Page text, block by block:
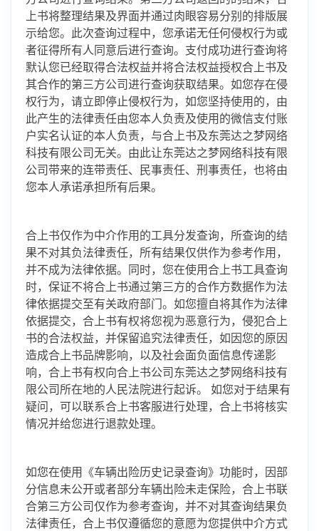
上书将整理结果及界面并通过肉眼容易分别的排版展
示给您。此次查询过程中，您承诺无任何侵权行为或
者征得所有人同意后进行查询。支付成功进行查询将
默认您已经取得合法权益并将合法权益授权合上书及
其合作的第三方公司进行查询获取结果。如您存在侵
权行为，请立即停止侵权行为，如您坚持使用的，由
此产生的法律责任由您本人负责及使用的微信支付账
户实名认证的本人负责，与合上书及东莞达之梦网络
科技有限公司无关。由此让东莞达之梦网络科技有限
公司带来的连带责任、民事责任、刑事责任，也将由
您本人承诺承担所有后果。
合上书仅作为中介作用的工具分发查询，所查询的结
果不对其负法律责任，所有结果仅供作为参考作用，
并不成为法律依据。同时，您在使用合上书工具查询
时，保证不将合上书通过第三方的合作方数据作为法
律依据提交至有关政府部门。如您擅自将其作为法律
依据提交，合上书有权将您视为恶意行为，侵犯合上
书的合法权益，并保留追究法律责任，如因您的原因
造成合上书品牌影响，以及社会面负面信息传递影
响，合上书有权向合上书公司东莞达之梦网络科技有
限公司所在地的人民法院进行起诉。 如您对于结果有
疑问，可以联系合上书客服进行处理，合上书将核实
情况并给您进行退款处理。
如您在使用《车辆出险历史记录查询》功能时，因部
分信息未公开或者部分车辆出险未走保险，合上书联
合第三方公司仅作为参考查询，并不对其查询结果负
法律责任，合上书仅遵循您的意愿为您提供中介方式